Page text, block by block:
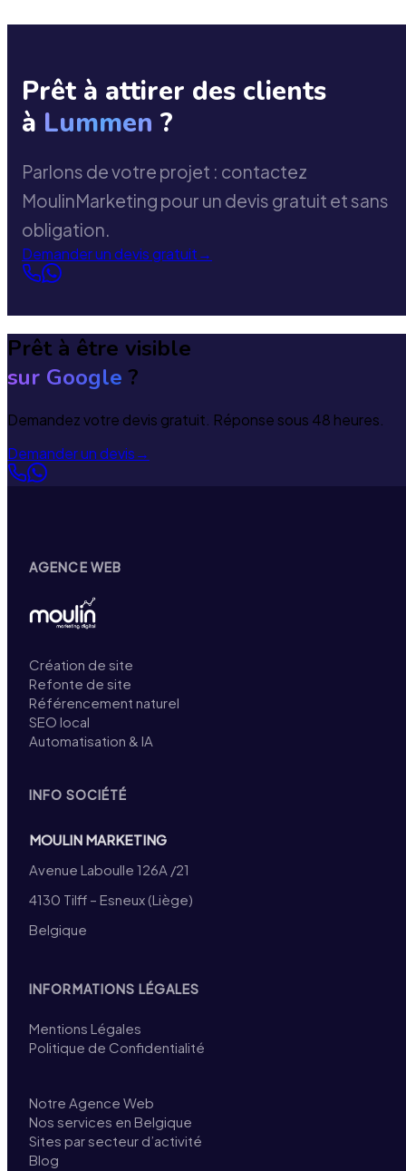
Prêt à attirer des clients
à Lummen ?
Parlons de votre projet : contactez
MoulinMarketing pour un devis gratuit et sans
obligation.
Demander un devis gratuit→
Prêt à être visible
sur Google ?
Demandez votre devis gratuit. Réponse sous 48 heures.
Demander un devis→
AGENCE WEB
Création de site
Refonte de site
Référencement naturel
SEO local
Automatisation & IA
INFO SOCIÉTÉ
MOULIN MARKETING
Avenue Laboulle 126A /21
4130 Tilff – Esneux (Liège)
Belgique
INFORMATIONS LÉGALES
Mentions Légales
Politique de Confidentialité
Notre Agence Web
Nos services en Belgique
Sites par secteur d’activité
Blog